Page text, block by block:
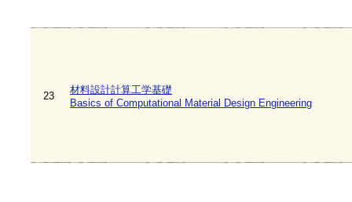
23
材料設計計算工学基礎
Basics of Computational Material Design Engineering